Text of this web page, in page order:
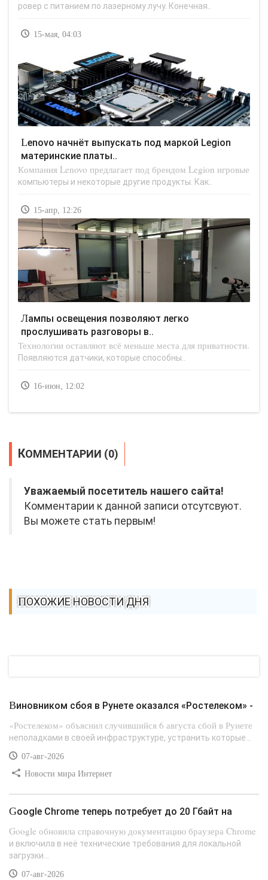
ровер с питанием по лазерному лучу. Конечная..
15-мая, 04:03
Lenovo начнёт выпускать под маркой Legion
материнские платы..
Компания Lenovo предлагает под брендом Legion игровые
компьютеры и некоторые другие продукты. Как..
15-апр, 12:26
Лампы освещения позволяют легко
прослушивать разговоры в..
Технологии оставляют всё меньше места для приватности.
Появляются датчики, которые способны..
16-июн, 12:02
КОММЕНТАРИИ (0)
Уважаемый посетитель нашего сайта!
Комментарии к данной записи отсутсвуют.
Вы можете стать первым!
ПОХОЖИЕ НОВОСТИ ДНЯ
Виновником сбоя в Рунете оказался «Ростелеком» -
«Ростелеком» объяснил случившийся 6 августа сбой в Рунете
неполадками в своей инфраструктуре, устранить которые...
07-авг-2026
Новости мира Интернет
Google Chrome теперь потребует до 20 Гбайт на
Google обновила справочную документацию браузера Chrome
и включила в неё технические требования для локальной
загрузки...
07-авг-2026